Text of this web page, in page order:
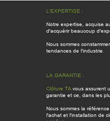
L'EXPERTISE :
Notre expertise, acquise
d'acquérir beaucoup
Nous sommes
tendances de l'industrie.
LA GARANTIE :
Clôture TAvous assurent
garantie et ce, dans les
Nous sommes la
l'achat et l'installation de